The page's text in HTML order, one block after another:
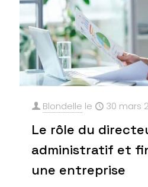
Blondelle le 30 mars
Le rôle du
administratif et
une entreprise